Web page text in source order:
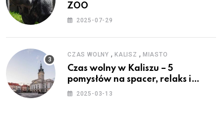
ZOO
2025-07-29
CZAS WOLNY , KALISZ , MIASTO
Czas wolny w Kaliszu – 5
pomysłów na spacer, relaks i
rodzinne atrakcje
2025-03-13